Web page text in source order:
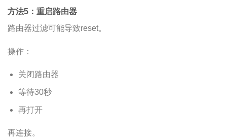
方法5：重启路由器
路由器过滤可能导致reset。
操作：
关闭路由器
等待30秒
再打开
再连接。